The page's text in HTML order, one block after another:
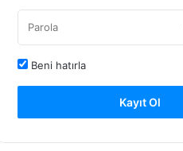
Beni hatırla
Kayıt Ol